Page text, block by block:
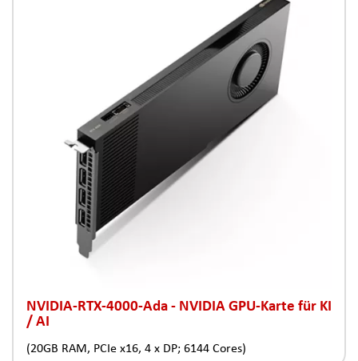
NVIDIA-RTX-4000-Ada - NVIDIA GPU-Karte für KI
/ AI
(20GB RAM, PCIe x16, 4 x DP; 6144 Cores)